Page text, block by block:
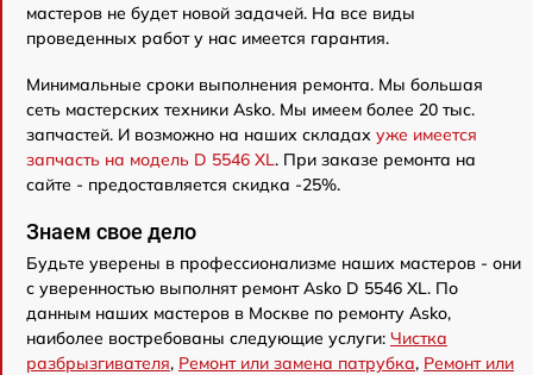
мастеров не будет новой задачей. На все виды
проведенных работ у нас имеется гарантия.
Минимальные сроки выполнения ремонта. Мы большая
сеть мастерских техники Asko. Мы имеем более 20 тыс.
запчастей. И возможно на наших складах уже имеется
запчасть на модель D 5546 XL. При заказе ремонта на
сайте - предоставляется скидка -25%.
Знаем свое дело
Будьте уверены в профессионализме наших мастеров - они
с уверенностью выполнят ремонт Asko D 5546 XL. По
данным наших мастеров в Москве по ремонту Asko,
наиболее востребованы следующие услуги: Чистка
разбрызгивателя, Ремонт или замена патрубка, Ремонт или